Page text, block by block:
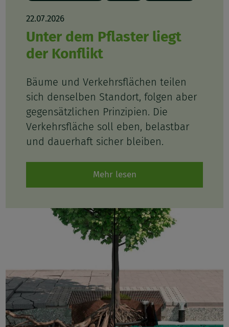
22.07.2026
Unter dem Pflaster liegt
der Konflikt
Bäume und Verkehrsflächen teilen
sich denselben Standort, folgen aber
gegensätzlichen Prinzipien. Die
Verkehrsfläche soll eben, belastbar
und dauerhaft sicher bleiben.
Mehr lesen